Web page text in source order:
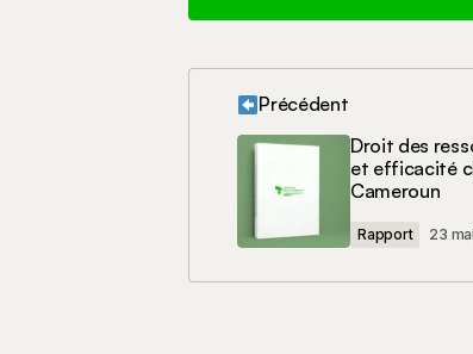
Votre adresse e-mail ne
Votre commentaire*
Précédent
Droit des
et efficacité
Cameroun
Rapport 23